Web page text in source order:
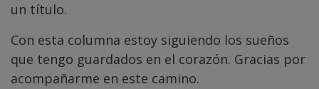
un título.
Con esta columna estoy siguiendo los sueños
que tengo guardados en el corazón. Gracias por
acompañarme en este camino.